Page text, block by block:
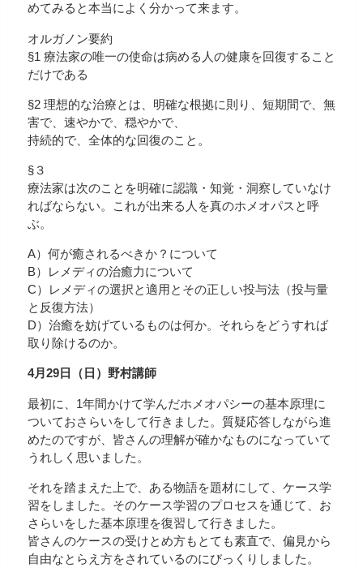
めてみると本当によく分かって来ます。
オルガノン要約
§1 療法家の唯一の使命は病める人の健康を回復すること
だけである
§2 理想的な治療とは、明確な根拠に則り、短期間で、無
害で、速やかで、穏やかで、
持続的で、全体的な回復のこと。
§３
療法家は次のことを明確に認識・知覚・洞察していなけ
ればならない。これが出来る人を真のホメオパスと呼
ぶ。
A）何が癒されるべきか？について
B）レメディの治癒力について
C）レメディの選択と適用とその正しい投与法（投与量
と反復方法）
D）治癒を妨げているものは何か。それらをどうすれば
取り除けるのか。
4月29日（日）野村講師
最初に、1年間かけて学んだホメオパシーの基本原理に
ついておさらいをして行きました。質疑応答しながら進
めたのですが、皆さんの理解が確かなものになっていて
うれしく思いました。
それを踏まえた上で、ある物語を題材にして、ケース学
習をしました。そのケース学習のプロセスを通じて、お
さらいをした基本原理を復習して行きました。
皆さんのケースの受けとめ方もとても素直で、偏見から
自由なとらえ方をされているのにびっくりしました。